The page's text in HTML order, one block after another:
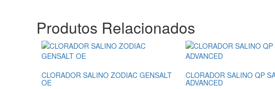
ASTRALPOOL
Produtos Relacionados
CLORADOR SALINO ZODIAC GENSALT
OE
CLORADOR SALINO QP
ADVANCED